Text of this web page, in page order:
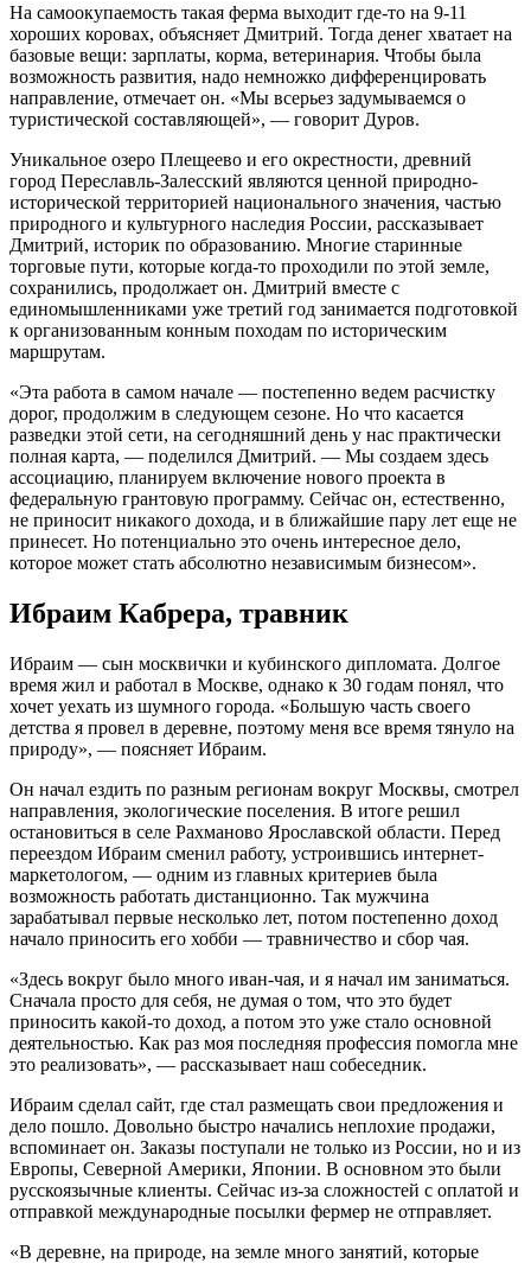
На самоокупаемость такая ферма выходит где-то на 9-11
хороших коровах, объясняет Дмитрий. Тогда денег хватает на
базовые вещи: зарплаты, корма, ветеринария. Чтобы была
возможность развития, надо немножко дифференцировать
направление, отмечает он. «Мы всерьез задумываемся о
туристической составляющей», — говорит Дуров.
Уникальное озеро Плещеево и его окрестности, древний
город Переславль-Залесский являются ценной природно-
исторической территорией национального значения, частью
природного и культурного наследия России, рассказывает
Дмитрий, историк по образованию. Многие старинные
торговые пути, которые когда-то проходили по этой земле,
сохранились, продолжает он. Дмитрий вместе с
единомышленниками уже третий год занимается подготовкой
к организованным конным походам по историческим
маршрутам.
«Эта работа в самом начале — постепенно ведем расчистку
дорог, продолжим в следующем сезоне. Но что касается
разведки этой сети, на сегодняшний день у нас практически
полная карта, — поделился Дмитрий. — Мы создаем здесь
ассоциацию, планируем включение нового проекта в
федеральную грантовую программу. Сейчас он, естественно,
не приносит никакого дохода, и в ближайшие пару лет еще не
принесет. Но потенциально это очень интересное дело,
которое может стать абсолютно независимым бизнесом».
Ибраим Кабрера, травник
Ибраим — сын москвички и кубинского дипломата. Долгое
время жил и работал в Москве, однако к 30 годам понял, что
хочет уехать из шумного города. «Большую часть своего
детства я провел в деревне, поэтому меня все время тянуло на
природу», — поясняет Ибраим.
Он начал ездить по разным регионам вокруг Москвы, смотрел
направления, экологические поселения. В итоге решил
остановиться в селе Рахманово Ярославской области. Перед
переездом Ибраим сменил работу, устроившись интернет-
маркетологом, — одним из главных критериев была
возможность работать дистанционно. Так мужчина
зарабатывал первые несколько лет, потом постепенно доход
начало приносить его хобби — травничество и сбор чая.
«Здесь вокруг было много иван-чая, и я начал им заниматься.
Сначала просто для себя, не думая о том, что это будет
приносить какой-то доход, а потом это уже стало основной
деятельностью. Как раз моя последняя профессия помогла мне
это реализовать», — рассказывает наш собеседник.
Ибраим сделал сайт, где стал размещать свои предложения и
дело пошло. Довольно быстро начались неплохие продажи,
вспоминает он. Заказы поступали не только из России, но и из
Европы, Северной Америки, Японии. В основном это были
русскоязычные клиенты. Сейчас из-за сложностей с оплатой и
отправкой международные посылки фермер не отправляет.
«В деревне, на природе, на земле много занятий, которые